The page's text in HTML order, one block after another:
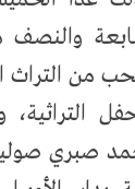
من التراث
صبري